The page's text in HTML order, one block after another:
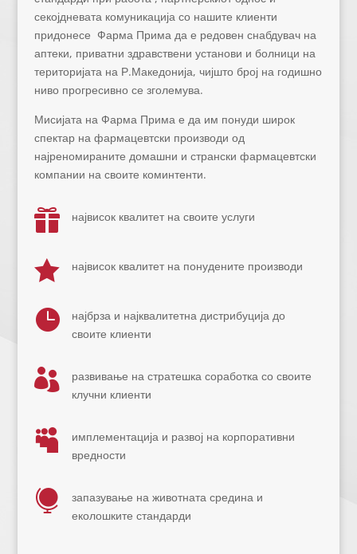
секојдневата комуникација со нашите клиенти
придонесе Фарма Прима да е редовен снабдувач на
аптеки, приватни здравствени установи и болници на
територијата на Р.Македонија, чијшто број на годишно
ниво прогресивно се зголемува.
Мисијата на Фарма Прима е да им понуди широк
спектар на фармацевтски производи од
најреномираните домашни и странски фармацевтски
компании на своите коминтенти.
 највисок квалитет на своите услуги
 највисок квалитет на понудените производи

најбрза и најквалитетна дистрибуција до
своите клиенти

развивање на стратешка соработка со своите
клучни клиенти

имплементација и развој на корпоративни
вредности

запазување на животната средина и
еколошките стандарди